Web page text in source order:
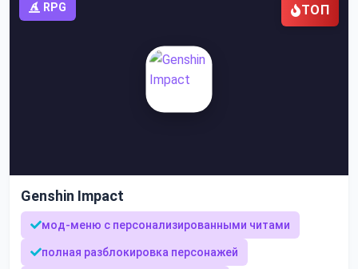
RPG ТОП
Genshin Impact
мод-меню с персонализированными читами
полная разблокировка персонажей